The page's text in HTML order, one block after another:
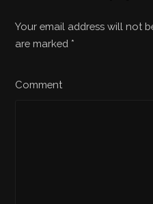
Your email address will not
are marked *
Comment